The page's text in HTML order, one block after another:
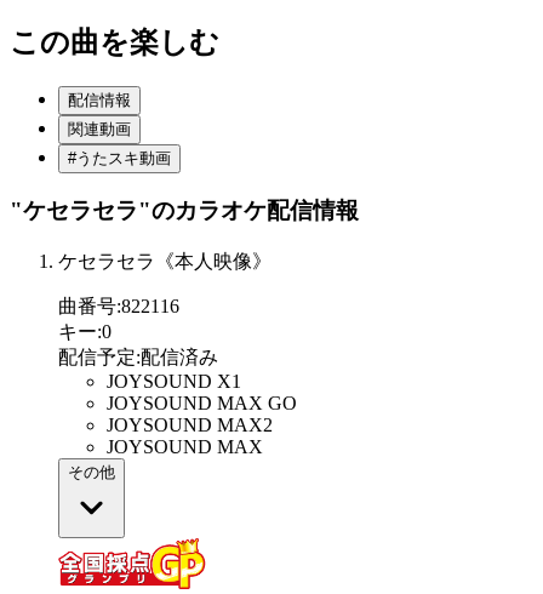
この曲を楽しむ
配信情報
関連動画
#うたスキ動画
"ケセラセラ"のカラオケ配信情報
ケセラセラ《本人映像》
曲番号:822116
キー:0
配信予定:配信済み
JOYSOUND X1
JOYSOUND MAX GO
JOYSOUND MAX2
JOYSOUND MAX
その他